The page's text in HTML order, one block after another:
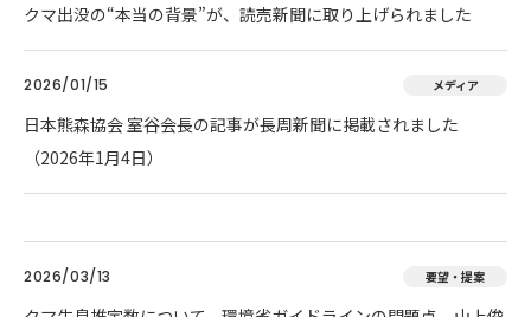
クマ出没の“本当の背景”が、読売新聞に取り上げられました
2026/01/15 メディア
日本熊森協会 室谷会長の記事が長周新聞に掲載されました
（2026年1月4日）
2026/03/13 要望・提案